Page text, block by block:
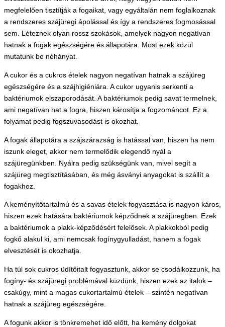
megfelelően tisztítják a fogaikat, vagy egyáltalán nem foglalkoznak
a rendszeres szájüregi ápolással és így a rendszeres fogmosással
sem. Léteznek olyan rossz szokások, amelyek nagyon negatívan
hatnak a fogak egészségére és állapotára. Most ezek közül
mutatunk be néhányat.
A cukor és a cukros ételek nagyon negatívan hatnak a szájüreg
egészségére és a szájhigiéniára. A cukor ugyanis serkenti a
baktériumok elszaporodását. A baktériumok pedig savat termelnek,
ami negatívan hat a fogra, hiszen károsítja a fogzománcot. Ez a
folyamat pedig fogszuvasodást is okozhat.
A fogak állapotára a szájszárazság is hatással van, hiszen ha nem
iszunk eleget, akkor nem termelődik elegendő nyál a
szájüregünkben. Nyálra pedig szükségünk van, mivel segít a
szájüreg megtisztításában, és még ásványi anyagokat is szállít a
fogakhoz.
A keményítőtartalmú és a savas ételek fogyasztása is nagyon káros,
hiszen ezek hatására baktériumok képződnek a szájüregben. Ezek
a baktériumok a plakk-képződésért felelősek. A plakkokból pedig
fogkő alakul ki, ami nemcsak fogínygyulladást, hanem a fogak
elvesztését is okozhatja.
Ha túl sok cukros üdítőitalt fogyasztunk, akkor se csodálkozzunk, ha
fogíny- és szájüregi problémával küzdünk, hiszen ezek az italok –
csakúgy, mint a magas cukortartalmú ételek – szintén negatívan
hatnak a szájüreg egészségére.
A fogunk akkor is tönkremehet idő előtt, ha kemény dolgokat